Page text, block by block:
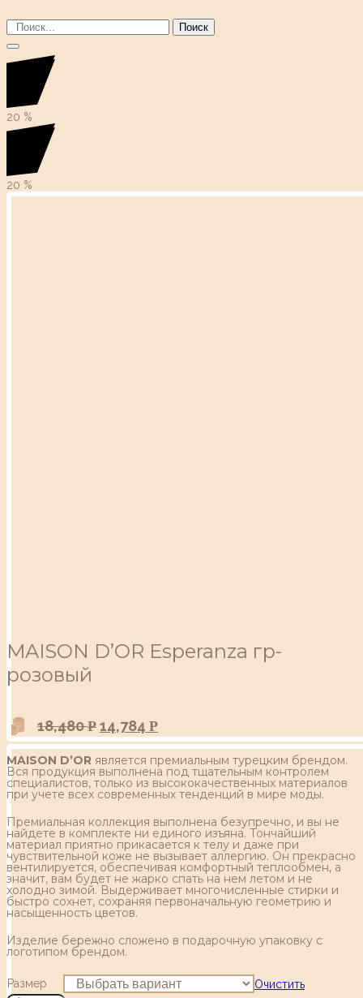
Поиск
20 %
20 %
MAISON D’OR Esperanza гр-
розовый
18,480Р 14,784 Р
MAISON D’OR является премиальным турецким брендом.
Вся продукция выполнена под тщательным контролем
специалистов, только из высококачественных материалов
при учете всех современных тенденций в мире моды.
Премиальная коллекция выполнена безупречно, и вы не
найдете в комплекте ни единого изъяна. Тончайший
материал приятно прикасается к телу и даже при
чувствительной коже не вызывает аллергию. Он прекрасно
вентилируется, обеспечивая комфортный теплообмен, а
значит, вам будет не жарко спать на нем летом и не
холодно зимой. Выдерживает многочисленные стирки и
быстро сохнет, сохраняя первоначальную геометрию и
насыщенность цветов.
Изделие бережно сложено в подарочную упаковку с
логотипом брендом.
Размер Очистить